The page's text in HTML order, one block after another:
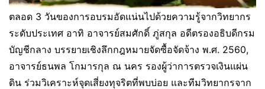
ตลอด 3 วันของการอบรมอัดแน่นไปด้วยความรู้จากวิทยากร
ระดับประเทศ อาทิ อาจารย์สมศักดิ์ ภู่สกุล อดีตรองอธิบดีกรม
บัญชีกลาง บรรยายเชิงลึกกฎหมายจัดซื้อจัดจ้าง พ.ศ. 2560,
อาจารย์ธนพล โกมารกุล ณ นคร รองผู้ว่าการตรวจเงินแผ่น
ดิน ร่วมวิเคราะห์จุดเสี่ยงทุจริตที่พบบ่อย และทีมวิทยากรจาก